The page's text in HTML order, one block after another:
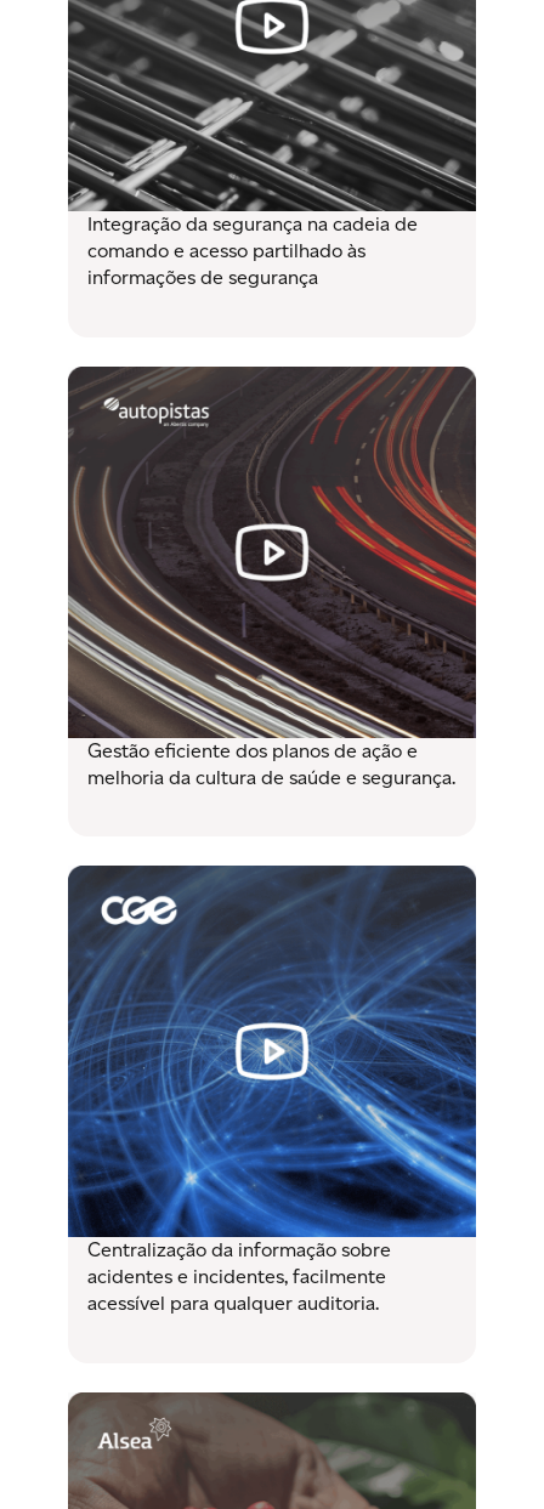
Integração da segurança na cadeia de
comando e acesso partilhado às
informações de segurança
Gestão eficiente dos planos de ação e
melhoria da cultura de saúde e segurança.
Centralização da informação sobre
acidentes e incidentes, facilmente
acessível para qualquer auditoria.